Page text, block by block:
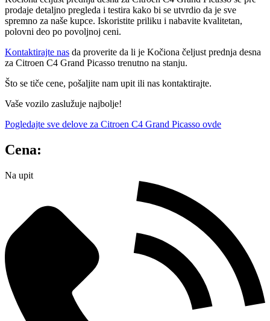
prodaje detaljno pregleda i testira kako bi se utvrdio da je sve
spremno za naše kupce. Iskoristite priliku i nabavite kvalitetan,
polovni deo po povoljnoj ceni.
Kontaktirajte nas da proverite da li je Kočiona čeljust prednja desna
za Citroen C4 Grand Picasso trenutno na stanju.
Što se tiče cene, pošaljite nam upit ili nas kontaktirajte.
Vaše vozilo zaslužuje najbolje!
Pogledajte sve delove za Citroen C4 Grand Picasso ovde
Cena:
Na upit